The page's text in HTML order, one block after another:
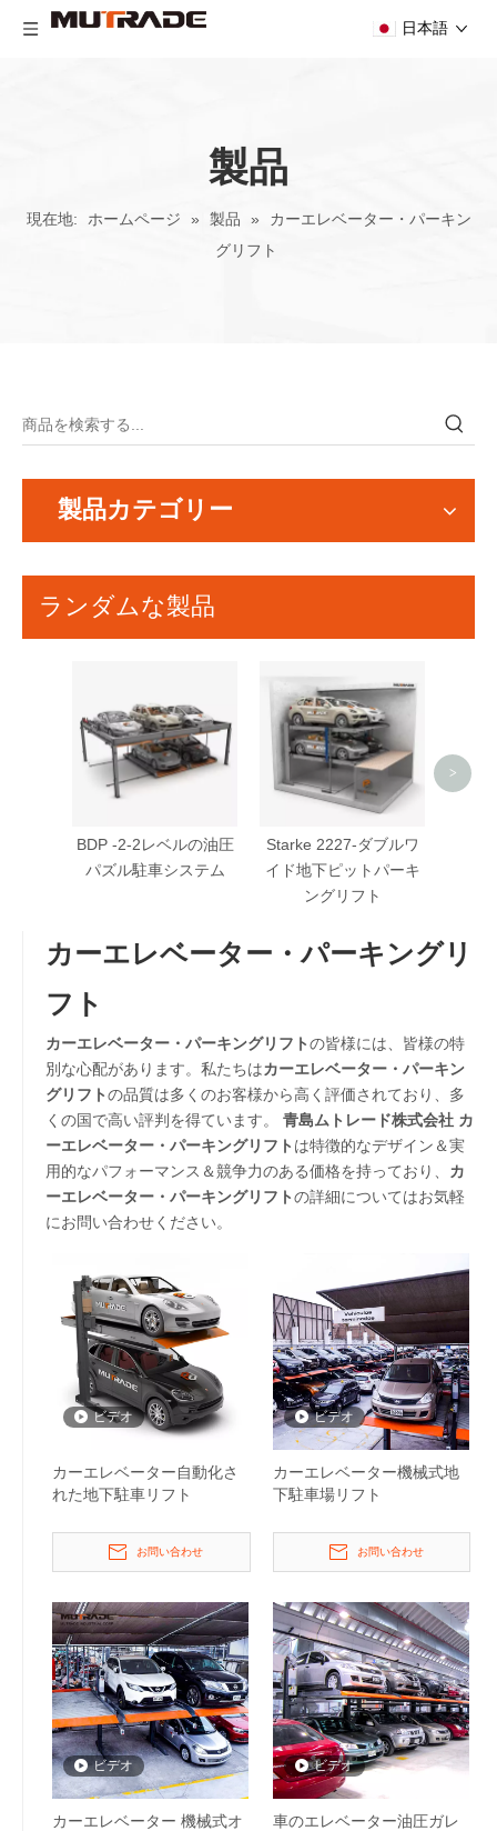
日本語
製品
現在地: ホームページ » 製品 »
カーエレベーター・パーキン
グリフト
製品カテゴリー
ランダムな製品
BDP -2-2レベルの油圧
パズル駐車システム
Starke 2227-ダブルワ
イド地下ピットパーキ
ングリフト
>
カーエレベーター・パーキングリ
フト
カーエレベーター・パーキングリフトの皆様には、皆様の特
別な心配があります。私たちはカーエレベーター・パーキン
グリフトの品質は多くのお客様から高く評価されており、多
くの国で高い評判を得ています。 青島ムトレード株式会社 カ
ーエレベーター・パーキングリフト は特徴的なデザイン＆実
用的なパフォーマンス＆競争力のある価格を持っており、 カ
ーエレベーター・パーキングリフトの詳細についてはお気軽
にお問い合わせください。
ビデオ
カーエレベーター自動化さ
れた地下駐車リフト
お問い合わせ
ビデオ
カーエレベーター機械式地
下駐車場リフト
お問い合わせ
ビデオ
カーエレベーター 機械式オ
ビデオ
車のエレベーター油圧ガレ